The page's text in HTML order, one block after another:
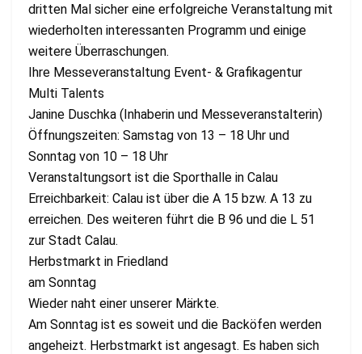
dritten Mal sicher eine erfolgreiche Veranstaltung mit
wiederholten interessanten Programm und einige
weitere Überraschungen.
Ihre Messeveranstaltung Event- & Grafikagentur
Multi Talents
Janine Duschka (Inhaberin und Messeveranstalterin)
Öffnungszeiten: Samstag von 13 – 18 Uhr und
Sonntag von 10 – 18 Uhr
Veranstaltungsort ist die Sporthalle in Calau
Erreichbarkeit: Calau ist über die A 15 bzw. A 13 zu
erreichen. Des weiteren führt die B 96 und die L 51
zur Stadt Calau.
Herbstmarkt in Friedland
am Sonntag
Wieder naht einer unserer Märkte.
Am Sonntag ist es soweit und die Backöfen werden
angeheizt. Herbstmarkt ist angesagt. Es haben sich